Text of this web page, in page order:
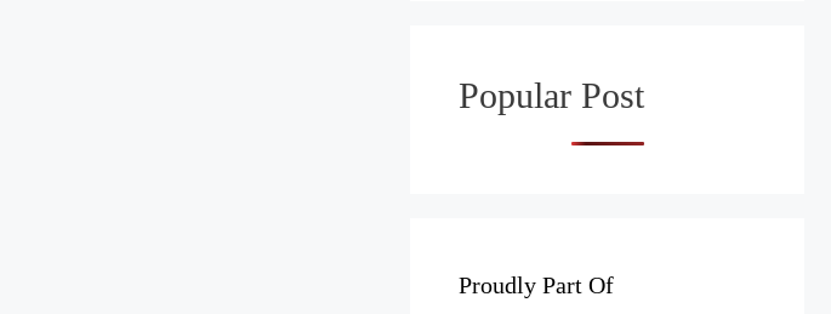
Popular Post
Proudly Part Of